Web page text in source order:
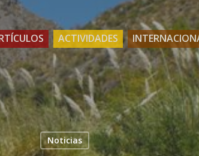
ACTIVIDADES
Noticias